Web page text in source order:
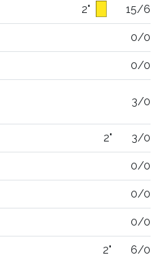
2" 15/6
0/0
0/0
3/0
2" 3/0
0/0
0/0
0/0
2" 6/0